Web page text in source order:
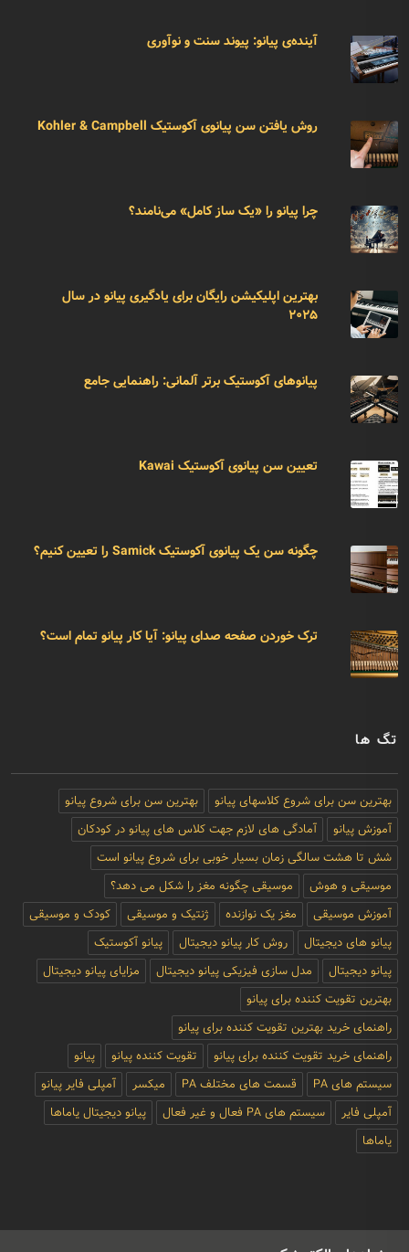
آینده‌ی پیانو: پیوند سنت و نوآوری
روش یافتن سن پیانوی آکوستیک Kohler & Campbell
چرا پیانو را «یک ساز کامل» می‌نامند؟
بهترین اپلیکیشن رایگان برای یادگیری پیانو در سال
۲۰۲۵
پیانوهای آکوستیک برتر آلمانی: راهنمایی جامع
تعیین سن پیانوی آکوستیک Kawai
چگونه سن یک پیانوی آکوستیک Samick را تعیین کنیم؟
ترک خوردن صفحه صدای پیانو: آیا کار پیانو تمام است؟
تگ ها
بهترین سن برای شروع کلاسهای پیانو
بهترین سن برای شروع پیانو
آموزش پیانو
آمادگی های لازم جهت کلاس های پیانو در کودکان
شش تا هشت سالگی زمان بسیار خوبی برای شروع پیانو است
موسیقی و هوش
موسیقی چگونه مغز را شکل می دهد؟
آموزش موسیقی
مغز یک نوازنده ژنتیک و موسیقی
کودک و موسیقی
پیانو های دیجیتال
روش کار پیانو دیجیتال
پیانو آکوستیک
پیانو دیجیتال
مدل سازی فیزیکی پیانو دیجیتال
مزایای پیانو دیجیتال
بهترین تقویت کننده برای پیانو
راهنمای خرید بهترین تقویت کننده برای پیانو
راهنمای خرید تقویت کننده برای پیانو
تقویت کننده پیانو
پیانو
سیستم های PA
قسمت های مختلف PA میکسر
آمپلی فایر پیانو
آمپلی فایر
سیستم های PA فعال و غیر فعال
پیانو دیجیتال یاماها
یاماها